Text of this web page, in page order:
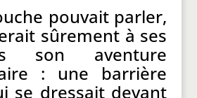
pouvait parler,
sûrement à ses
son aventure
: une barrière
se dressait devant